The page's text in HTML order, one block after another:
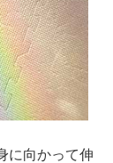
に向かって伸